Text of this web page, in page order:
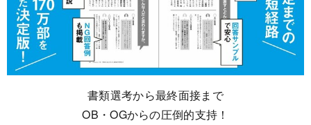
書類選考から最終面接まで
OB・OGからの圧倒的支持！